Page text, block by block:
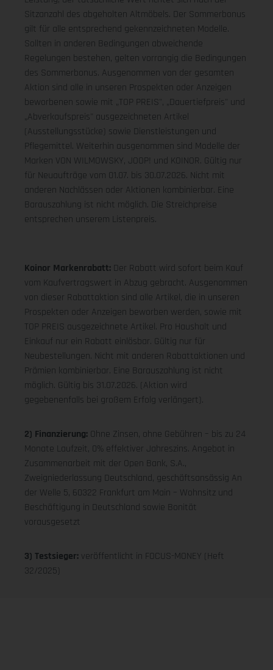
Sitzanzahl des abgeholten Altmöbels. Der Sommerbonus
gilt für alle entsprechend gekennzeichneten Modelle.
Sollten in anderen Bedingungen abweichende
Regelungen bestehen, gelten vorrangig die Bedingungen
des Sommerbonus. Ausgenommen von der gesamten
Aktion sind alle in unseren Prospekten oder Anzeigen
beworbenen sowie mit „TOP PREIS", „Dauertiefpreis" und
„Abverkaufspreis" ausgezeichneten Artikel
(Ausstellungsstücke) sowie Dienstleistungen und
Pflegemittel. Weiterhin ausgenommen sind Modelle der
Marken VON WILMOWSKY, JOOP! und KOINOR. Gültig nur
für Neuaufträge vom 01.07. bis 30.07.2026. Nicht mit
anderen Nachlässen oder Aktionen kombinierbar. Eine
Barauszahlung ist nicht möglich. Die Streichpreise
entsprechen unserem Listenpreis.
Koinor Markenrabatt: Der Rabatt wird sofort beim Kauf
vom Kaufvertragswert in Abzug gebracht. Ausgenommen
von dieser Rabattaktion sind alle Artikel, die in unseren
Prospekten oder Anzeigen beworben werden, sowie mit
TOP PREIS ausgezeichnete Artikel. Pro Haushalt und
Einkauf nur ein Rabatt einlösbar. Gültig nur für
Neubestellungen. Nicht mit anderen Rabattaktionen und
Prämien kombinierbar. Eine Barauszahlung ist nicht
möglich. Gültig bis 31.07.2026. (Aktion wird
gegebenenfalls bei großem Erfolg verlängert).
2) Finanzierung: Ohne Zinsen, ohne Gebühren – bis zu 24
Monate Laufzeit, 0% effektiver Jahreszins. Angebot in
Zusammenarbeit mit der Open Bank, S.A.,
Zweigniederlassung Deutschland, geschäftsansässig An
der Welle 5, 60322 Frankfurt am Main – Wohnsitz und
Beschäftigung in Deutschland sowie Bonität
vorausgesetzt
3) Testsieger: veröffentlicht in FOCUS-MONEY (Heft
32/2025)